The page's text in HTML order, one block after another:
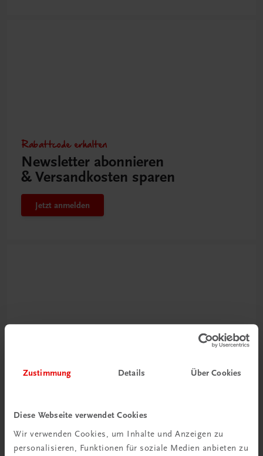
Zustimmung Details Über Cookies
Diese Webseite verwendet Cookies
Wir verwenden Cookies, um Inhalte und Anzeigen zu
personalisieren, Funktionen für soziale Medien anbieten zu
Rabattcode erhalten
Newsletter abonnieren
& Versandkosten sparen
Jetzt anmelden
Neu zur DigiBox
Mehr dazu